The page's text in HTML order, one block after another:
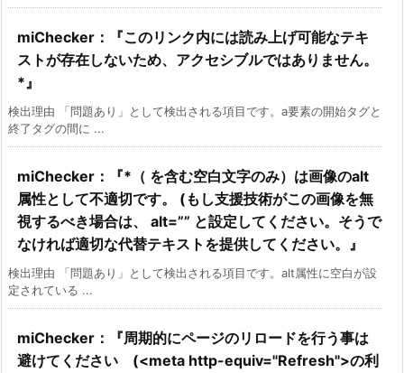
miChecker：『このリンク内には読み上げ可能なテキ
ストが存在しないため、アクセシブルではありません。
*』
検出理由 「問題あり」として検出される項目です。a要素の開始タグと
終了タグの間に ...
miChecker：『*（ を含む空白文字のみ）は画像のalt
属性として不適切です。 (もし支援技術がこの画像を無
視するべき場合は、 alt=”” と設定してください。そうで
なければ適切な代替テキストを提供してください。』
検出理由 「問題あり」として検出される項目です。alt属性に空白が設
定されている ...
miChecker：『周期的にページのリロードを行う事は
避けてください (<meta http-equiv="Refresh">の利